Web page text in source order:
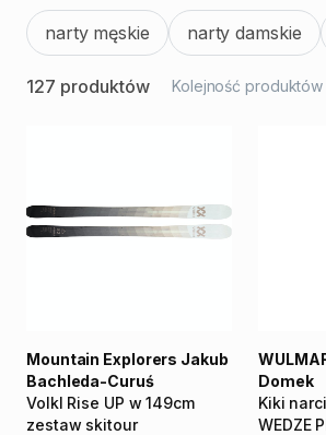
narty męskie narty damskie
127 produktów Kolejność produktów
Volkl Rise UP w 149cm
zestaw skitour
Mountain Explorers Jakub
Bachleda-Curuś
Kiki
WEDZE
Domek